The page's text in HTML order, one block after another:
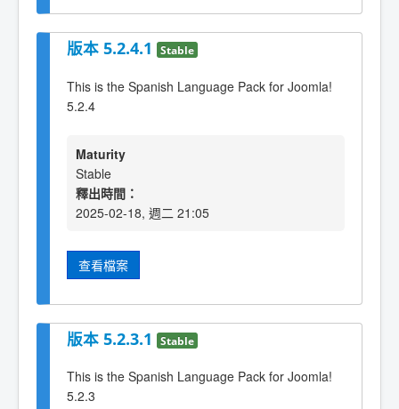
版本 5.2.4.1 Stable
This is the Spanish Language Pack for Joomla!
5.2.4
Maturity
Stable
釋出時間：
2025-02-18, 週二 21:05
查看檔案
版本 5.2.3.1 Stable
This is the Spanish Language Pack for Joomla!
5.2.3